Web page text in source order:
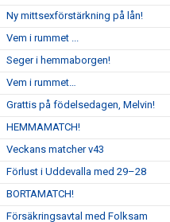
Ny mittsexförstärkning på lån!
Vem i rummet ...
Seger i hemmaborgen!
Vem i rummet…
Grattis på födelsedagen, Melvin!
HEMMAMATCH!
Veckans matcher v43
Förlust i Uddevalla med 29–28
BORTAMATCH!
Försäkringsavtal med Folksam